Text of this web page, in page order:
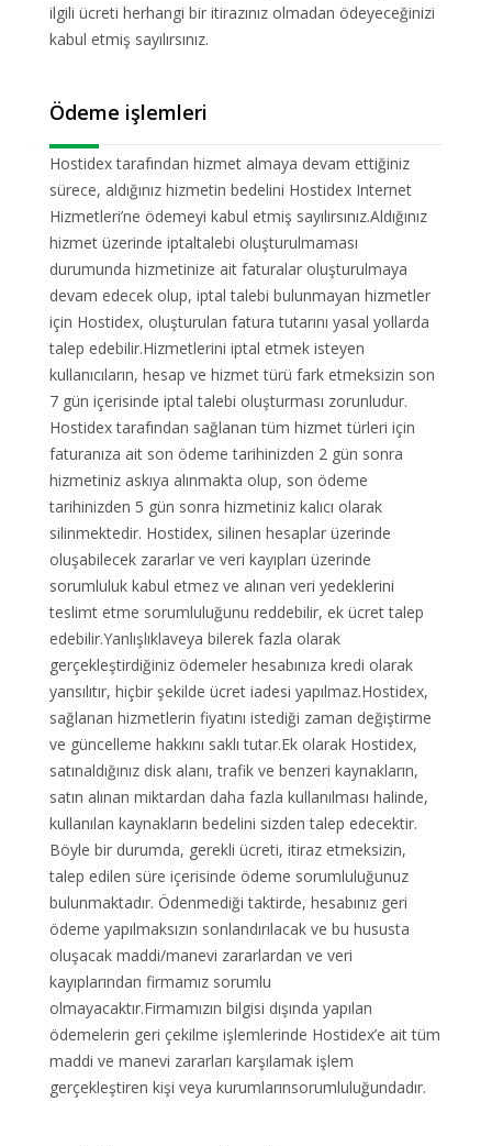
ilgili ücreti herhangi bir itirazınız olmadan ödeyeceğinizi
kabul etmiş sayılırsınız.
Ödeme işlemleri
Hostidex tarafından hizmet almaya devam ettiğiniz
sürece, aldığınız hizmetin bedelini Hostidex Internet
Hizmetleri’ne ödemeyi kabul etmiş sayılırsınız.Aldığınız
hizmet üzerinde iptaltalebi oluşturulmaması
durumunda hizmetinize ait faturalar oluşturulmaya
devam edecek olup, iptal talebi bulunmayan hizmetler
için Hostidex, oluşturulan fatura tutarını yasal yollarda
talep edebilir.Hizmetlerini iptal etmek isteyen
kullanıcıların, hesap ve hizmet türü fark etmeksizin son
7 gün içerisinde iptal talebi oluşturması zorunludur.
Hostidex tarafından sağlanan tüm hizmet türleri için
faturanıza ait son ödeme tarihinizden 2 gün sonra
hizmetiniz askıya alınmakta olup, son ödeme
tarihinizden 5 gün sonra hizmetiniz kalıcı olarak
silinmektedir. Hostidex, silinen hesaplar üzerinde
oluşabilecek zararlar ve veri kayıpları üzerinde
sorumluluk kabul etmez ve alınan veri yedeklerini
teslimt etme sorumluluğunu reddebilir, ek ücret talep
edebilir.Yanlışlıklaveya bilerek fazla olarak
gerçekleştirdiğiniz ödemeler hesabınıza kredi olarak
yansılıtır, hiçbir şekilde ücret iadesi yapılmaz.Hostidex,
sağlanan hizmetlerin fiyatını istediği zaman değiştirme
ve güncelleme hakkını saklı tutar.Ek olarak Hostidex,
satınaldığınız disk alanı, trafik ve benzeri kaynakların,
satın alınan miktardan daha fazla kullanılması halinde,
kullanılan kaynakların bedelini sizden talep edecektir.
Böyle bir durumda, gerekli ücreti, itiraz etmeksizin,
talep edilen süre içerisinde ödeme sorumluluğunuz
bulunmaktadır. Ödenmediği taktirde, hesabınız geri
ödeme yapılmaksızın sonlandırılacak ve bu hususta
oluşacak maddi/manevi zararlardan ve veri
kayıplarından firmamız sorumlu
olmayacaktır.Firmamızın bilgisi dışında yapılan
ödemelerin geri çekilme işlemlerinde Hostidex’e ait tüm
maddi ve manevi zararları karşılamak işlem
gerçekleştiren kişi veya kurumlarınsorumluluğundadır.